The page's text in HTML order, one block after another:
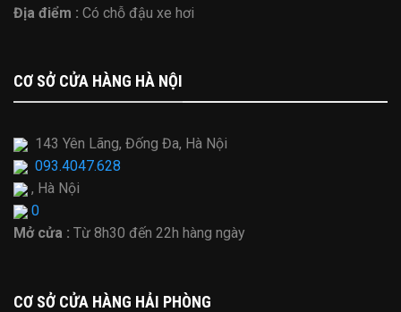
Địa điểm : Có chỗ đậu xe hơi
CƠ SỞ CỬA HÀNG HÀ NỘI
143 Yên Lãng, Đống Đa, Hà Nội
093.4047.628
, Hà Nội
0
Mở cửa : Từ 8h30 đến 22h hàng ngày
CƠ SỞ CỬA HÀNG HẢI PHÒNG